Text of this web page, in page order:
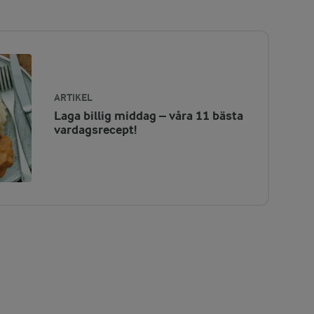
ARTIKEL
Laga billig middag – våra 11 bästa
vardagsrecept!